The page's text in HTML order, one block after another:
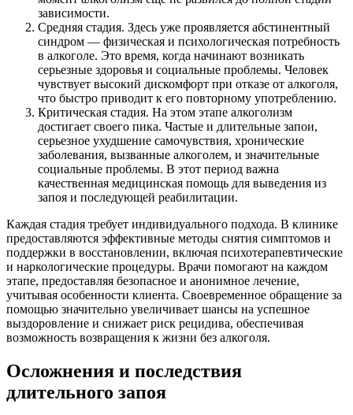
зависимости.
Средняя стадия. Здесь уже проявляется абстинентный
синдром — физическая и психологическая потребность
в алкоголе. Это время, когда начинают возникать
серьезные здоровья и социальные проблемы. Человек
чувствует высокий дискомфорт при отказе от алкоголя,
что быстро приводит к его повторному употреблению.
Критическая стадия. На этом этапе алкоголизм
достигает своего пика. Частые и длительные запои,
серьезное ухудшение самочувствия, хронические
заболевания, вызванные алкоголем, и значительные
социальные проблемы. В этот период важна
качественная медицинская помощь для выведения из
запоя и последующей реабилитации.
Каждая стадия требует индивидуального подхода. В клинике
предоставляются эффективные методы снятия симптомов и
поддержки в восстановлении, включая психотерапевтические
и наркологические процедуры. Врачи помогают на каждом
этапе, предоставляя безопасное и анонимное лечение,
учитывая особенности клиента. Своевременное обращение за
помощью значительно увеличивает шансы на успешное
выздоровление и снижает риск рецидива, обеспечивая
возможность возвращения к жизни без алкоголя.
Осложнения и последствия
длительного запоя